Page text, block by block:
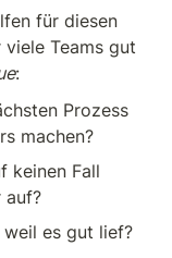
für diesen
Teams gut
:
Prozess
machen?
keinen Fall
auf?
es gut lief?